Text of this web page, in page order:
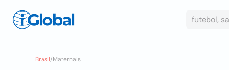
Brasil/Maternais